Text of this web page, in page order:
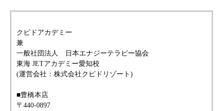
クピドアカデミー
兼
一般社団法人 日本エナジーテラピー協会
東海 JETアカデミー愛知校
(運営会社：株式会社クピドリゾート)
■豊橋本店
〒440-0897